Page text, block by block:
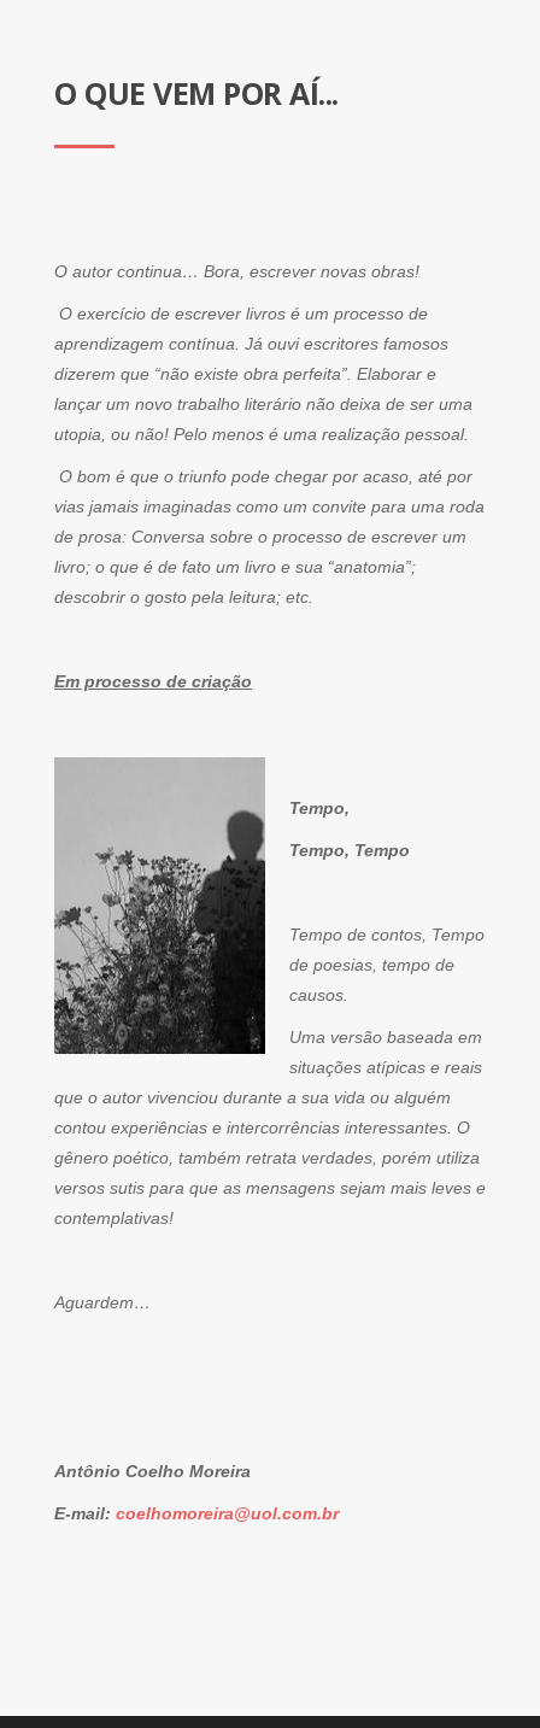
O QUE VEM POR AÍ...
O autor continua… Bora, escrever novas obras!
O exercício de escrever livros é um processo de
aprendizagem contínua. Já ouvi escritores famosos
dizerem que “não existe obra perfeita”. Elaborar e
lançar um novo trabalho literário não deixa de ser uma
utopia, ou não! Pelo menos é uma realização pessoal.
O bom é que o triunfo pode chegar por acaso, até por
vias jamais imaginadas como um convite para uma roda
de prosa: Conversa sobre o processo de escrever um
livro; o que é de fato um livro e sua “anatomia”;
descobrir o gosto pela leitura; etc.
Em processo de criação
Tempo,
Tempo, Tempo
Tempo de contos, Tempo
de poesias, tempo de
causos.
Uma versão baseada em
situações atípicas e reais
que o autor vivenciou durante a sua vida ou alguém
contou experiências e intercorrências interessantes. O
gênero poético, também retrata verdades, porém utiliza
versos sutis para que as mensagens sejam mais leves e
contemplativas!
Aguardem…
Antônio Coelho Moreira
E-mail: coelhomoreira@uol.com.br